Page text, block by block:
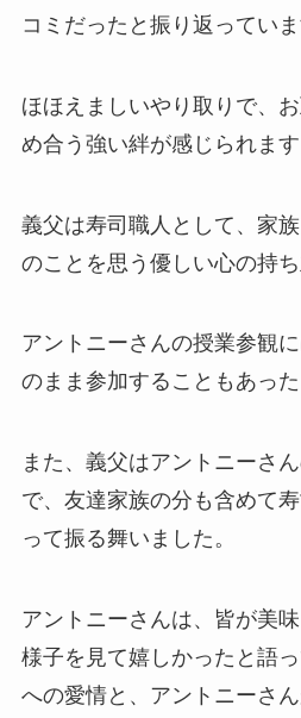
コミだったと振り返っていま
ほほえましいやり取りで、
め合う強い絆が感じられます
義父は寿司職人として、家
のことを思う優しい心の持ち
アントニーさんの授業参観
のまま参加することもあった
また、義父はアントニーさ
で、友達家族の分も含めて
って振る舞いました。
アントニーさんは、皆が美
様子を見て嬉しかったと語
への愛情と、アントニーさ